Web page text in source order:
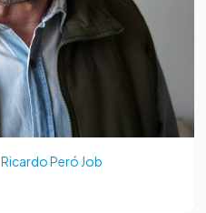
Ricardo Peró Job